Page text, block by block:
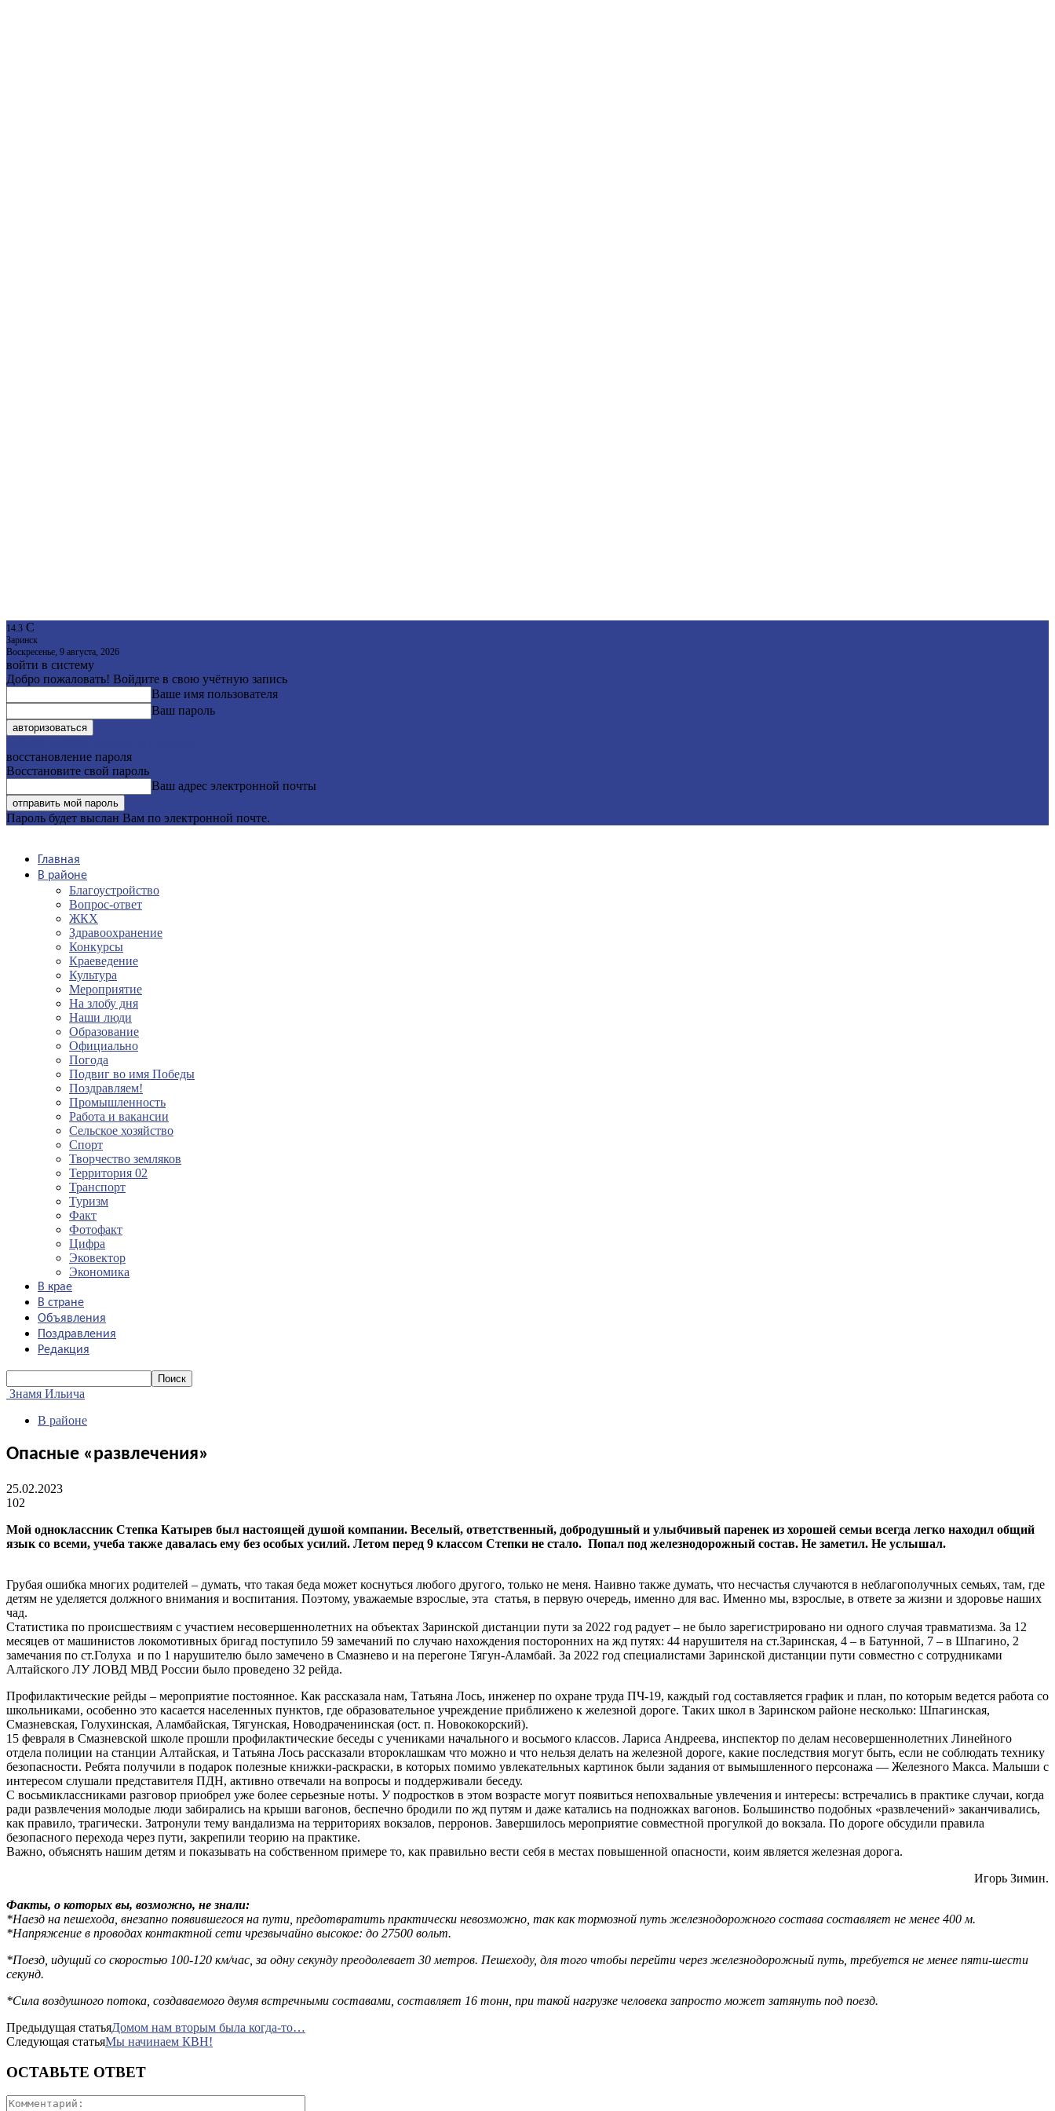
14.3 C
Заринск
Воскресенье, 9 августа, 2026
войти в систему
Добро пожаловать! Войдите в свою учётную запись
Ваше имя пользователя
Ваш пароль
восстановление пароля
Восстановите свой пароль
Ваш адрес электронной почты
Пароль будет выслан Вам по электронной почте.
Главная
В районе
Благоустройство
Вопрос-ответ
ЖКХ
Здравоохранение
Конкурсы
Краеведение
Культура
Мероприятие
На злобу дня
Наши люди
Образование
Официально
Погода
Подвиг во имя Победы
Поздравляем!
Промышленность
Работа и вакансии
Сельское хозяйство
Спорт
Творчество земляков
Территория 02
Транспорт
Туризм
Факт
Фотофакт
Цифра
Эковектор
Экономика
В крае
В стране
Объявления
Поздравления
Редакция
Знамя Ильича
В районе
Опасные «развлечения»
25.02.2023
102
Мой одноклассник Степка Катырев был настоящей душой компании. Веселый, ответственный, добродушный и улыбчивый паренек из хорошей семьи всегда легко находил общий
язык со всеми, учеба также давалась ему без особых усилий. Летом перед 9 классом Степки не стало. Попал под железнодорожный состав. Не заметил. Не услышал.
Грубая ошибка многих родителей – думать, что такая беда может коснуться любого другого, только не меня. Наивно также думать, что несчастья случаются в неблагополучных семьях, там, где
детям не уделяется должного внимания и воспитания. Поэтому, уважаемые взрослые, эта статья, в первую очередь, именно для вас. Именно мы, взрослые, в ответе за жизни и здоровье наших
чад.
Статистика по происшествиям с участием несовершеннолетних на объектах Заринской дистанции пути за 2022 год радует – не было зарегистрировано ни одного случая травматизма. За 12
месяцев от машинистов локомотивных бригад поступило 59 замечаний по случаю нахождения посторонних на жд путях: 44 нарушителя на ст.Заринская, 4 – в Батунной, 7 – в Шпагино, 2
замечания по ст.Голуха и по 1 нарушителю было замечено в Смазнево и на перегоне Тягун-Аламбай. За 2022 год специалистами Заринской дистанции пути совместно с сотрудниками
Алтайского ЛУ ЛОВД МВД России было проведено 32 рейда.
Профилактические рейды – мероприятие постоянное. Как рассказала нам, Татьяна Лось, инженер по охране труда ПЧ-19, каждый год составляется график и план, по которым ведется работа со
школьниками, особенно это касается населенных пунктов, где образовательное учреждение приближено к железной дороге. Таких школ в Заринском районе несколько: Шпагинская,
Смазневская, Голухинская, Аламбайская, Тягунская, Новодраченинская (ост. п. Новококорский).
15 февраля в Смазневской школе прошли профилактические беседы с учениками начального и восьмого классов. Лариса Андреева, инспектор по делам несовершеннолетних Линейного
отдела полиции на станции Алтайская, и Татьяна Лось рассказали второклашкам что можно и что нельзя делать на железной дороге, какие последствия могут быть, если не соблюдать технику
безопасности. Ребята получили в подарок полезные книжки-раскраски, в которых помимо увлекательных картинок были задания от вымышленного персонажа — Железного Макса. Малыши с
интересом слушали представителя ПДН, активно отвечали на вопросы и поддерживали беседу.
С восьмиклассниками разговор приобрел уже более серьезные ноты. У подростков в этом возрасте могут появиться непохвальные увлечения и интересы: встречались в практике случаи, когда
ради развлечения молодые люди забирались на крыши вагонов, беспечно бродили по жд путям и даже катались на подножках вагонов. Большинство подобных «развлечений» заканчивались,
как правило, трагически. Затронули тему вандализма на территориях вокзалов, перронов. Завершилось мероприятие совместной прогулкой до вокзала. По дороге обсудили правила
безопасного перехода через пути, закрепили теорию на практике.
Важно, объяснять нашим детям и показывать на собственном примере то, как правильно вести себя в местах повышенной опасности, коим является железная дорога.
Игорь Зимин.
Факты, о которых вы, возможно, не знали:
*Наезд на пешехода, внезапно появившегося на пути, предотвратить практически невозможно, так как тормозной путь железнодорожного состава составляет не менее 400 м.
*Напряжение в проводах контактной сети чрезвычайно высокое: до 27500 вольт.
*Поезд, идущий со скоростью 100-120 км/час, за одну секунду преодолевает 30 метров. Пешеходу, для того чтобы перейти через железнодорожный путь, требуется не менее пяти-шести
секунд.
*Сила воздушного потока, создаваемого двумя встречными составами, составляет 16 тонн, при такой нагрузке человека запросто может затянуть под поезд.
Предыдущая статьяДомом нам вторым была когда-то…
Следующая статьяМы начинаем КВН!
ОСТАВЬТЕ ОТВЕТ